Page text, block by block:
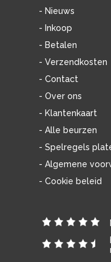
- Nieuws
- Inkoop
- Betalen
- Verzendkosten
- Contact
- Over ons
- Klantenkaart
- Alle beurzen
- Spelregels
- Algemene
- Cookie beleid